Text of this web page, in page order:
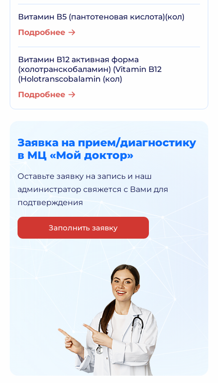
Витамин В5 (пантотеновая кислота)(кол)
Подробнее
Витамин В12 активная форма
(холотранскобаламин) (Vitamin B12
(Holotranscobalamin (кол)
Подробнее
Заявка на прием/диагностику
в МЦ «Мой доктор»
Оставьте заявку на запись и наш
администратор свяжется с Вами для
подтверждения
Заполнить заявку